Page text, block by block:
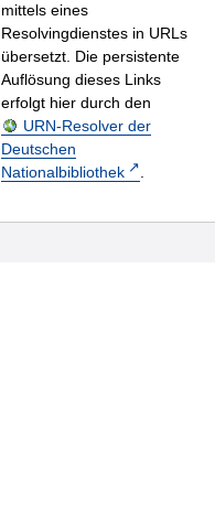
mittels eines
Resolvingdienstes in URLs
übersetzt. Die persistente
Auflösung dieses Links
erfolgt hier durch den
URN-Resolver der
Deutschen
Nationalbibliothek
.